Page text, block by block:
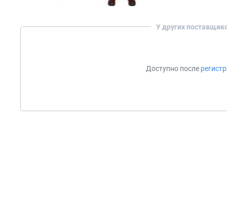
У других
Доступно после